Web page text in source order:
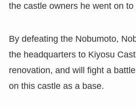
the castle owners he went on
By defeating the Nobumoto,
the headquarters to Kiyosu
renovation, and will fight a
on this castle as a base.